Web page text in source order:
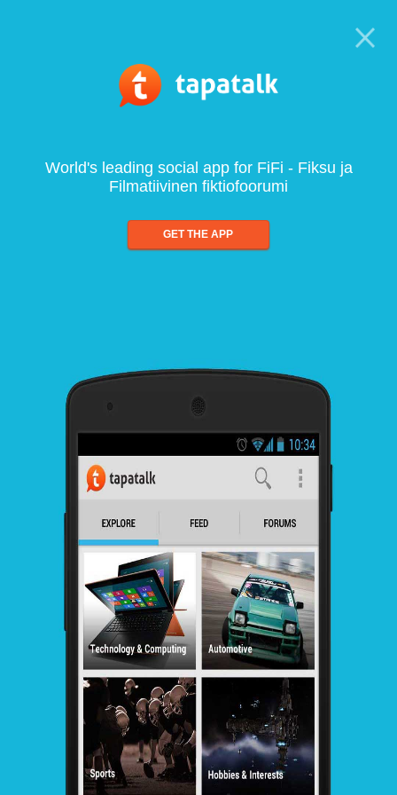
World's leading social app for FiFi - Fiksu ja
Filmatiivinen fiktiofoorumi
GET THE APP